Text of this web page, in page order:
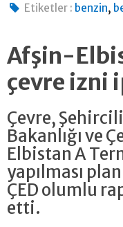
Etiketler : benzin,
Afşin-
çevre izni
Çevre,
Bakanlığı ve
Elbistan A
yapılması
ÇED olumlu
etti.